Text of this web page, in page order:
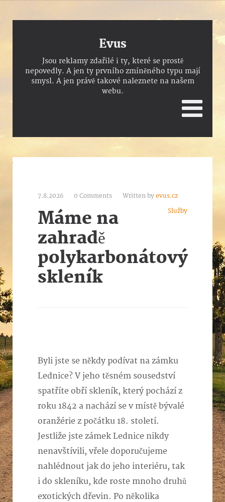
Evus
Jsou reklamy zdařilé i ty, které se prostě
nepovedly. A jen ty prvního zmíněného typu mají
smysl. A jen právě takové naleznete na našem
webu.
7.8.2026 0 Comments Written by evus.cz
Služby
Máme na
zahradě
polykarbonátový
skleník
Byli jste se někdy podívat na zámku
Lednice? V jeho těsném sousedství
spatříte obří skleník, který pochází z
roku 1842 a nachází se v místě bývalé
oranžérie z počátku 18. století.
Jestliže jste zámek Lednice nikdy
nenavštívili, vřele doporučujeme
nahlédnout jak do jeho interiéru, tak
i do skleníku, kde roste mnoho druhů
exotických dřevin. Po několika